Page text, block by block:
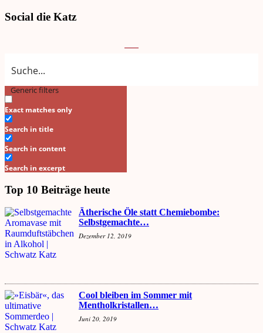
Social die Katz
Generic filters
Exact matches only
Search in title
Search in content
Search in excerpt
Top 10 Beiträge heute
Ätherische Öle statt Chemiebombe:
Selbstgemachte…
Dezember 12, 2019
Cool bleiben im Sommer mit
Mentholkristallen…
Juni 20, 2019